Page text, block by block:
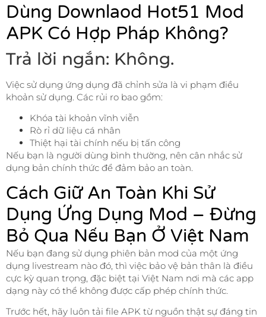
Dùng Downlaod Hot51 Mod
APK Có Hợp Pháp Không?
Trả lời ngắn: Không.
Việc sử dụng ứng dụng đã chỉnh sửa là vi phạm điều
khoản sử dụng. Các rủi ro bao gồm:
Khóa tài khoản vĩnh viễn
Rò rỉ dữ liệu cá nhân
Thiệt hại tài chính nếu bị tấn công
Nếu bạn là người dùng bình thường, nên cân nhắc sử
dụng bản chính thức để đảm bảo an toàn.
Cách Giữ An Toàn Khi Sử
Dụng Ứng Dụng Mod – Đừng
Bỏ Qua Nếu Bạn Ở Việt Nam
Nếu bạn đang sử dụng phiên bản mod của một ứng
dụng livestream nào đó, thì việc bảo vệ bản thân là điều
cực kỳ quan trọng, đặc biệt tại Việt Nam nơi mà các app
dạng này có thể không được cấp phép chính thức.
Trước hết, hãy luôn tải file APK từ nguồn thật sự đáng tin